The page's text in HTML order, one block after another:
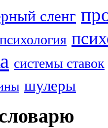
сленг
психология
системы ставок
шулеры